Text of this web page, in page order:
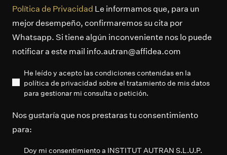
Política de Privacidad Le informamos que, para un
mejor desempeño, confirmaremos su cita por
Whatsapp. Si tiene algún inconveniente nos lo puede
notificar a este mail info.autran@affidea.com
He leído y acepto las condiciones contenidas en la
política de privacidad sobre el tratamiento de mis datos
para gestionar mi consulta o petición.
Nos gustaría que nos prestaras tu consentimiento
para:
Doy mi consentimiento a INSTITUT AUTRAN S.L.U.P.